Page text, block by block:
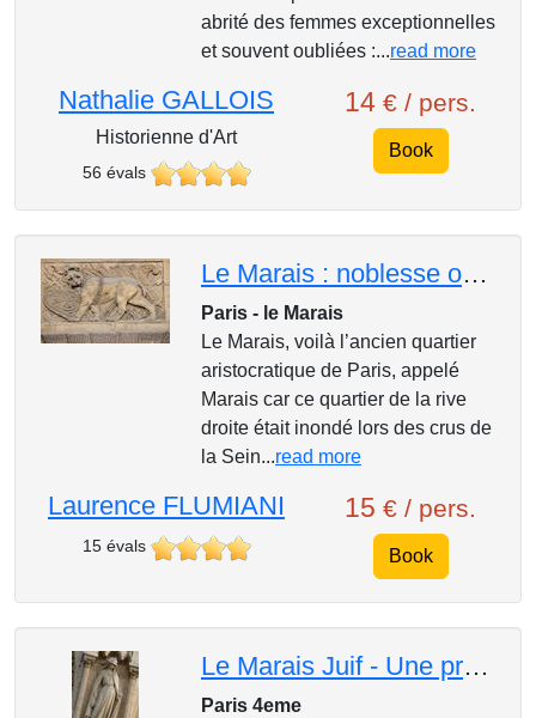
abrité des femmes exceptionnelles
et souvent oubliées :...read more
Nathalie GALLOIS
Historienne d'Art
56 évals
14 € / pers.
Book
Le Marais : noblesse oblige
Paris - le Marais
Le Marais, voilà l’ancien quartier
aristocratique de Paris, appelé
Marais car ce quartier de la rive
droite était inondé lors des crus de
la Sein...read more
Laurence FLUMIANI
15 évals
15 € / pers.
Book
Le Marais Juif - Une promenade dans l'histoire
Paris 4eme